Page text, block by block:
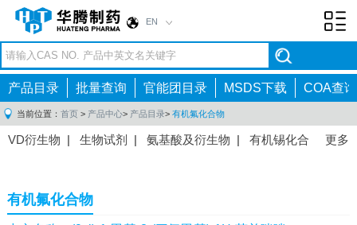
EN
产品目录 批量查询 官能团目录 MSDS下载 COA查询
当前位置： 首页 > 产品中心> 产品目录> 有机氟化合物
更多
VD衍生物 | 生物试剂 | 氨基酸及衍生物 | 有机锡化合
间体|抗高血压药物中间体
感染药物中间体|
有机氟化合物